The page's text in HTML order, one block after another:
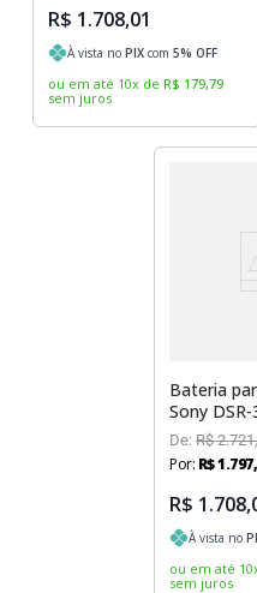
R$ 1.708,01
À vista noPIX com5% OFF
ou em até 10x de R$ 179,79
sem juros
Bateria
Sony
De:R$ 2.721
Por: R$1.797,
R$
À vista no
ou em até 10
sem juros